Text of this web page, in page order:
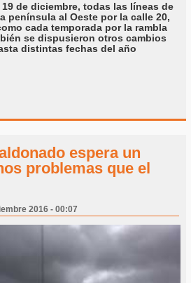
de diciembre, todas las líneas de
península al Oeste por la calle 20,
cada temporada por la rambla
se dispusieron otros cambios
distintas fechas del año
espera un
problemas que el
2016 - 00:07